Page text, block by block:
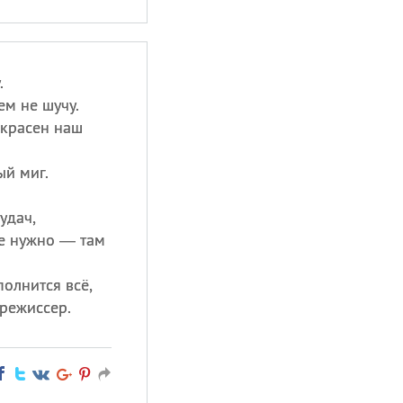
не шучу.
наш
миг.
нужно — там
всё,